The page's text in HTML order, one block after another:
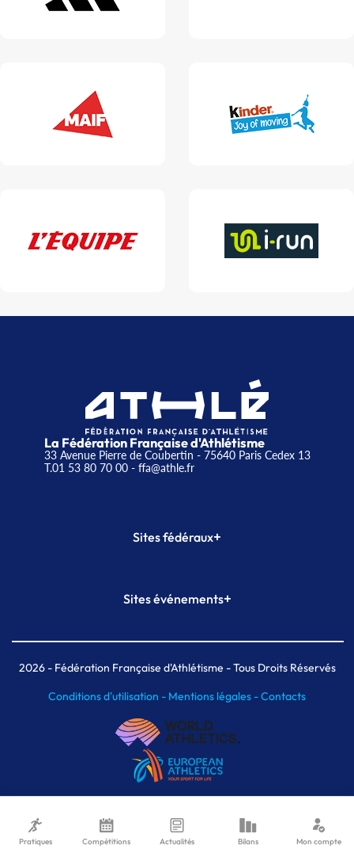
La Fédération Française d'Athlétisme
33 Avenue Pierre de Coubertin - 75640 Paris Cedex 13
T.01 53 80 70 00- ffa@athle.fr
Sites fédéraux+
Plateforme Formation
Sites événements+
Meeting de Paris indoor
MAIF Ekiden de Paris
2026- Fédération Française d'Athlétisme - Tous Droits Réservés
Conditions d'utilisation - Mentions légales -Contacts
Pratiques Compétitions Actualités Bilans Mon compte